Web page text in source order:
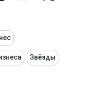
Звёзды